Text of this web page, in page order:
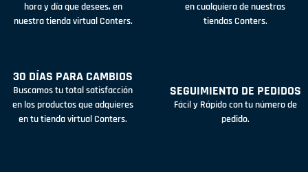
hora y día que desees, en
nuestra tienda virtual Conters.
en cualquiera de nuestras
tiendas Conters.
30 DÍAS PARA CAMBIOS
Buscamos tu total satisfacción
en los productos que adquieres
en tu tienda virtual Conters.
SEGUIMIENTO DE PEDIDOS
Fácil y Rápido con tu número de
pedido.